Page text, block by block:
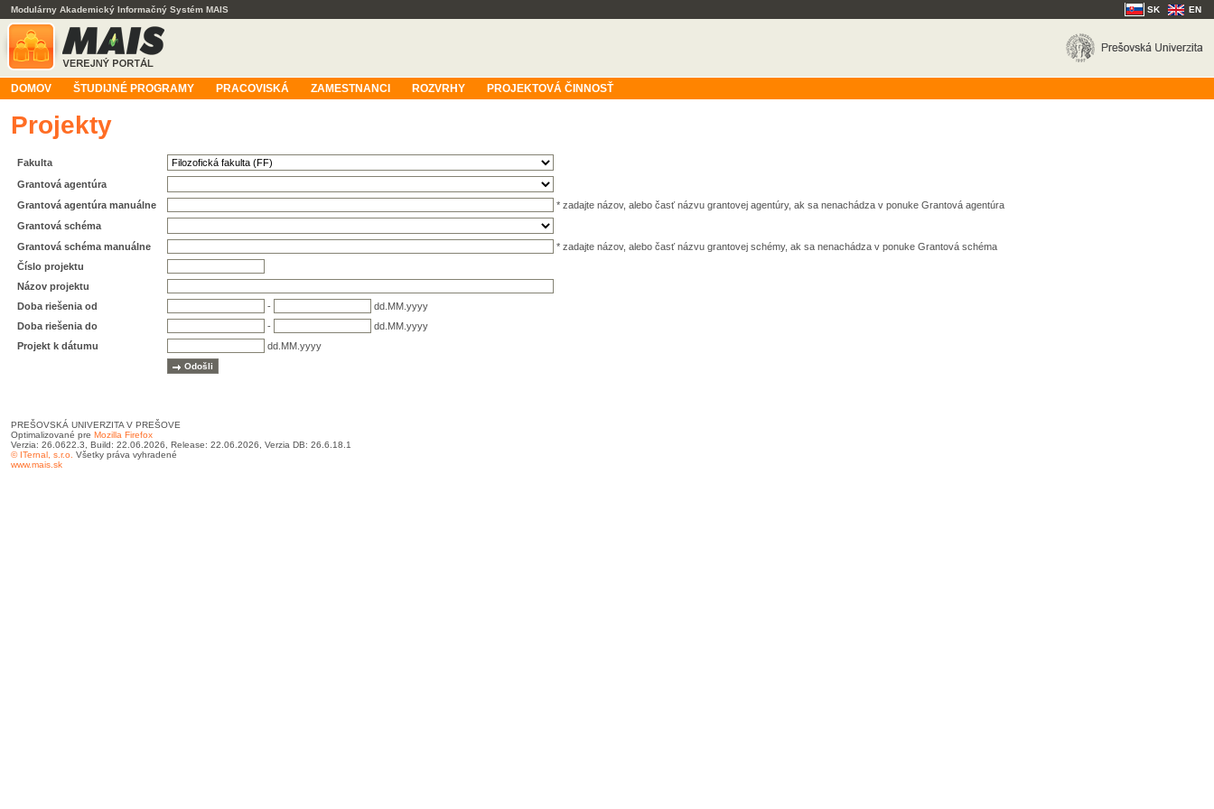
Modulárny Akademický Informačný Systém MAIS SK EN
DOMOV ŠTUDIJNÉ PROGRAMY PRACOVISKÁ ZAMESTNANCI ROZVRHY PROJEKTOVÁ ČINNOSŤ
Projekty
Fakulta
Grantová agentúra
Grantová agentúra manuálne
* zadajte názov, alebo časť názvu grantovej agentúry, ak sa nenachádza v ponuke Grantová agentúra
Grantová schéma
Grantová schéma manuálne
* zadajte názov, alebo časť názvu grantovej schémy, ak sa nenachádza v ponuke Grantová schéma
Číslo projektu
Názov projektu
Doba riešenia od
-
dd.MM.yyyy
Doba riešenia do
-
dd.MM.yyyy
Projekt k dátumu
dd.MM.yyyy
PREŠOVSKÁ UNIVERZITA V PREŠOVE
Optimalizované pre Mozilla Firefox
Verzia: 26.0622.3, Build: 22.06.2026, Release: 22.06.2026, Verzia DB: 26.6.18.1
© ITernal, s.r.o. Všetky práva vyhradené
www.mais.sk